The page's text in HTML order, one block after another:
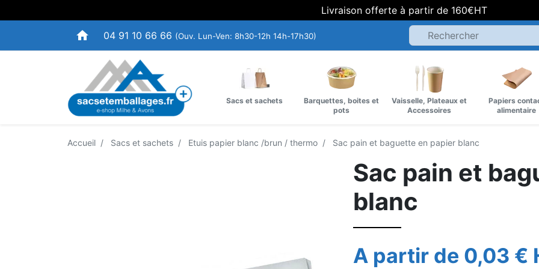
Livraison offerte à partir de 160€HT
home 04 91 10 66 66 (Ouv. Lun-Ven: 8h30-12h 14h-17h30)
Sacs et sachets
Barquettes, boites et
pots
Vaisselle, Plateaux et
Accessoires
Papiers
alimentaire
Accueil Sacs et sachets Etuis papier blanc /brun / thermo Sac pain et baguette en papier blanc
Sac pain et
blanc
A partir de 0,03 €